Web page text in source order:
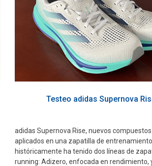
Testeo adidas Supernova
adidas Supernova Rise, nuevos
aplicados en una zapatilla de
históricamente ha tenido dos líneas de
running: Adizero, enfocada en rendimiento,